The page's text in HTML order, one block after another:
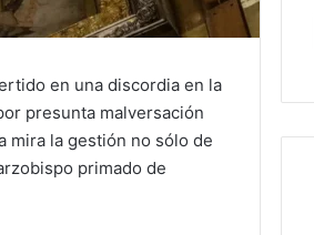
en una discordia en la
presunta malversación
mira la gestión no sólo de
primado de